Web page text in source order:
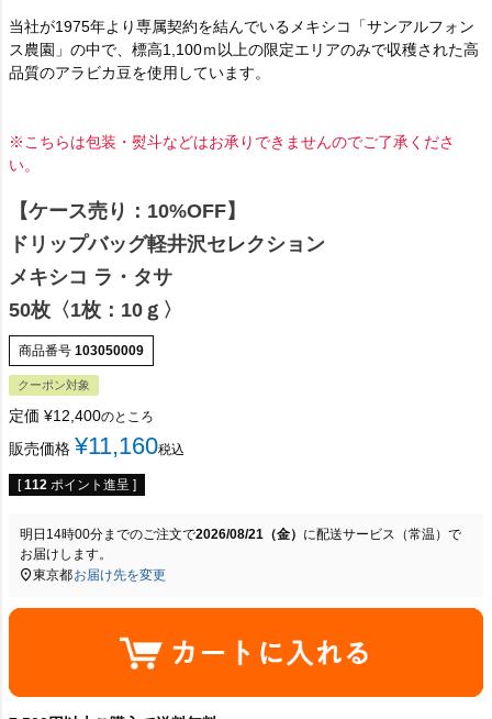
当社が1975年より専属契約を結んでいるメキシコ「サンアルフォン
ス農園」の中で、標高1,100ｍ以上の限定エリアのみで収穫された高
品質のアラビカ豆を使用しています。
※こちらは包装・熨斗などはお承りできませんのでご了承くださ
い。
【ケース売り：10%OFF】
ドリップバッグ軽井沢セレクション
メキシコ ラ・タサ
50枚〈1枚：10ｇ〉
商品番号 103050009
クーポン対象
定価 ¥12,400のところ
販売価格 ¥11,160税込
[ 112 ポイント進呈 ]
明日 14時00分までのご注文で2026/08/21（金） に配送サービス（常温） で
お届けします。
東京都お届け先を変更